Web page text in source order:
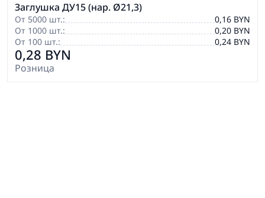
Заглушка ДУ15 (нар. Ø21,3)
От 5000 шт.:
0,16 BYN
От 1000 шт.:
0,20 BYN
От 100 шт.:
0,24 BYN
0,28 BYN
Розница